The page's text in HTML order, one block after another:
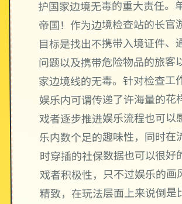
护国家边境无毒的重大责任。
帝国！作为边境检查站的长官
目标是找出不携带入境证件、
问题以及携带危险物品的旅客
家边境线的无毒。针对检查工
娱乐内可谓传递了许海量的花
戏者逐步推进娱乐流程也可以
乐内数个足的趣味性，同时在
时穿插的社保数据也可以很好
戏者积极性，只不过娱乐的画
精致，在玩法层面上来说倒是